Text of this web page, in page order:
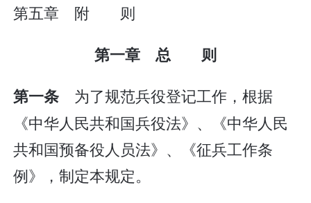
第五章 附 则
第一章 总 则
第一条 为了规范兵役登记工作，根据
《中华人民共和国兵役法》、《中华人民
共和国预备役人员法》、《征兵工作条
例》，制定本规定。